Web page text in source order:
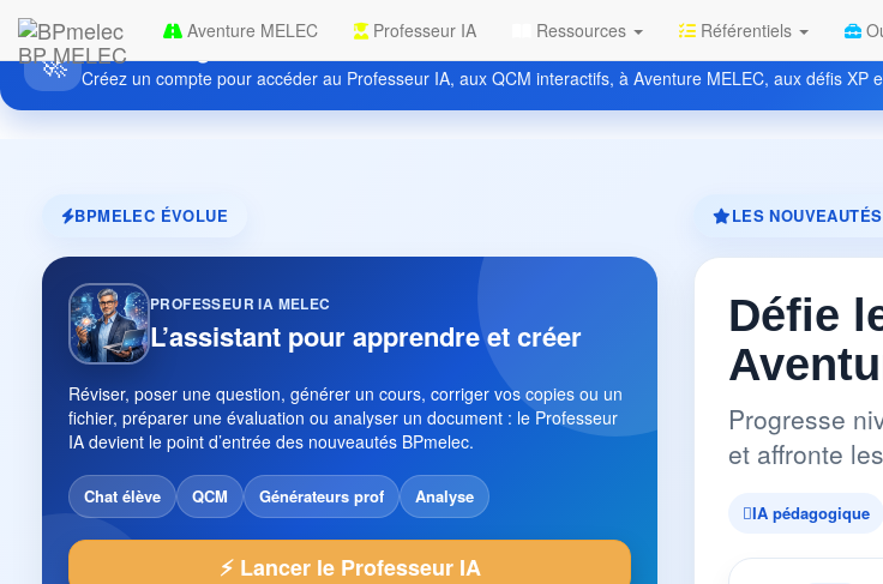
BP MELEC
Aventure MELEC Professeur IA Ressources Référentiels
🚀 Découvrez gratuitement BPmelec
Créez un compte pour accéder au Professeur IA, aux QCM interactifs, à Aventure MELEC, aux défis XP
BPMELEC ÉVOLUE
PROFESSEUR IA MELEC
L’assistant pour apprendre et créer
Réviser, poser une question, générer un cours, corriger vos copies ou un
fichier, préparer une évaluation ou analyser un document : le Professeur
IA devient le point d’entrée des nouveautés BPmelec.
Chat élève QCM Générateurs prof Analyse
⚡ Lancer le Professeur IA
LES
Défie
Progresse
et affronte
IA pédagogique